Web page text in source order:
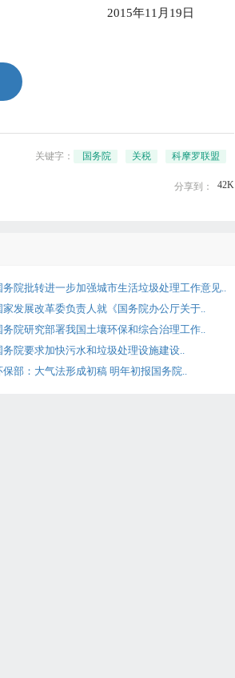
2015年11月19日
关键字： 国务院 关税 科摩罗联盟
分享到： 42K
务院批转进一步加强城市生活垃圾处理工作意见..
家发展改革委负责人就《国务院办公厅关于..
务院研究部署我国土壤环保和综合治理工作..
务院要求加快污水和垃圾处理设施建设..
保部：大气法形成初稿 明年初报国务院..